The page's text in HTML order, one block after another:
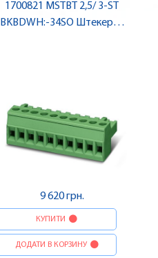
1700821 MSTBT 2,5/ 3-ST
BKBDWH:-34SO Штекерна
9 620 грн.
КУПИТИ
ДОДАТИ В КОРЗИНУ